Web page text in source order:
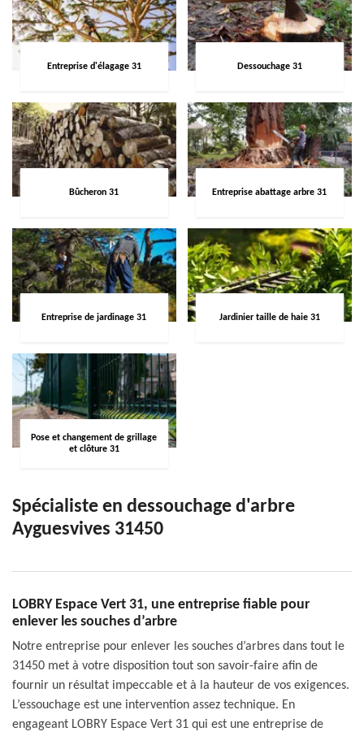
Entreprise d'élagage 31 Dessouchage 31
Bûcheron 31 Entreprise abattage arbre 31
Entreprise de jardinage 31 Jardinier taille de haie 31
Pose et changement de grillage
et clôture 31
Spécialiste en dessouchage d'arbre
Ayguesvives 31450
LOBRY Espace Vert 31, une entreprise fiable pour
enlever les souches d’arbre
Notre entreprise pour enlever les souches d’arbres dans tout le
31450 met à votre disposition tout son savoir-faire afin de
fournir un résultat impeccable et à la hauteur de vos exigences.
L’essouchage est une intervention assez technique. En
engageant LOBRY Espace Vert 31 qui est une entreprise de